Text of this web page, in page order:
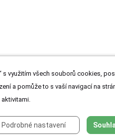
s využitím všech souborů cookies,
a pomůže to s vaší navigací na
Podrobné nastavení